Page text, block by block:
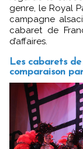
genre, le Royal
campagne
cabaret de
d’affaires.
Les cabarets
comparaison